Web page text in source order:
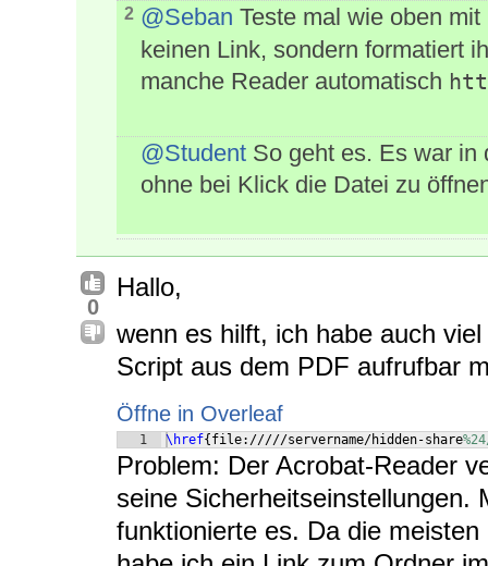
2 @Seban Teste mal wie oben
keinen Link, sondern formatiert
manche Reader automatisch
@Student So geht es. Es war in
ohne bei Klick die Datei zu
0
Hallo,
wenn es hilft, ich habe auch
Script aus dem PDF aufrufbar
Öffne in Overleaf
1 \href{ file://///servername/hidden-share
Problem: Der Acrobat-Reader
seine Sicherheitseinstellungen.
funktionierte es. Da die